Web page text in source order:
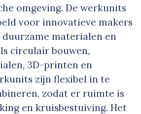
omgeving. De werkunits
voor innovatieve makers
materialen en
circulair bouwen,
3D-printen en
zijn flexibel in te
zodat er ruimte is
en kruisbestuiving. Het